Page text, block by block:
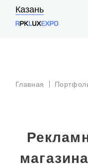
Казань
Главная